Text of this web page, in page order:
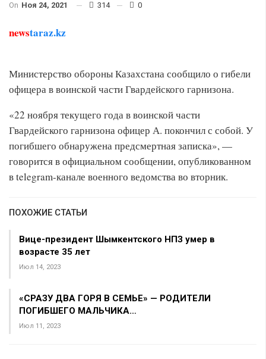
On Ноя 24, 2021 314 0
newstaraz.kz
Министерство обороны Казахстана сообщило о гибели
офицера в воинской части Гвардейского гарнизона.
«22 ноября текущего года в воинской части
Гвардейского гарнизона офицер А. покончил с собой. У
погибшего обнаружена предсмертная записка», —
говорится в официальном сообщении, опубликованном
в telegram-канале военного ведомства во вторник.
ПОХОЖИЕ СТАТЬИ
Вице-президент Шымкентского НПЗ умер в
возрасте 35 лет
Июл 14, 2023
«СРАЗУ ДВА ГОРЯ В СЕМЬЕ» — РОДИТЕЛИ
ПОГИБШЕГО МАЛЬЧИКА…
Июл 11, 2023